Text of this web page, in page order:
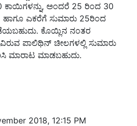
ಕಾಯಿಗಳನ್ನು, ಅಂದರೆ 25 ರಿಂದ 30
ಹಾಗೂ ಎಕರೆಗೆ ಸುಮಾರು 25ರಿಂದ
ಕೊಯ್ಲಿನ ನಂತರ
ಪಾಲಿಥಿನ್ ಚೀಲಗಳಲ್ಲಿ ಸುಮಾರು
ಮಾರಾಟ ಮಾಡಬಹುದು.
2018, 12:15 PM